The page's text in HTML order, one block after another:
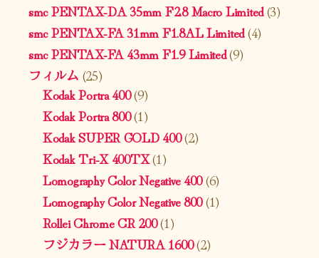
smc PENTAX-DA 35mm F2.8 Macro Limited(3)
smc PENTAX-FA 31mm F1.8AL Limited(4)
smc PENTAX-FA 43mm F1.9 Limited(9)
フィルム (25)
Kodak Portra 400(9)
Kodak Portra 800(1)
Kodak SUPER GOLD 400(2)
Kodak Tri-X 400TX(1)
Lomography Color Negative 400(6)
Lomography Color Negative 800(1)
Rollei Chrome CR 200(1)
フジカラー NATURA 1600(2)